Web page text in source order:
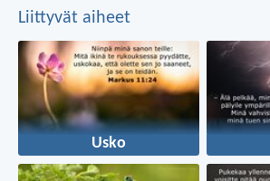
Liittyvät aiheet
Usko